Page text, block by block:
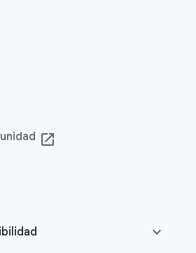
launch
expand_more